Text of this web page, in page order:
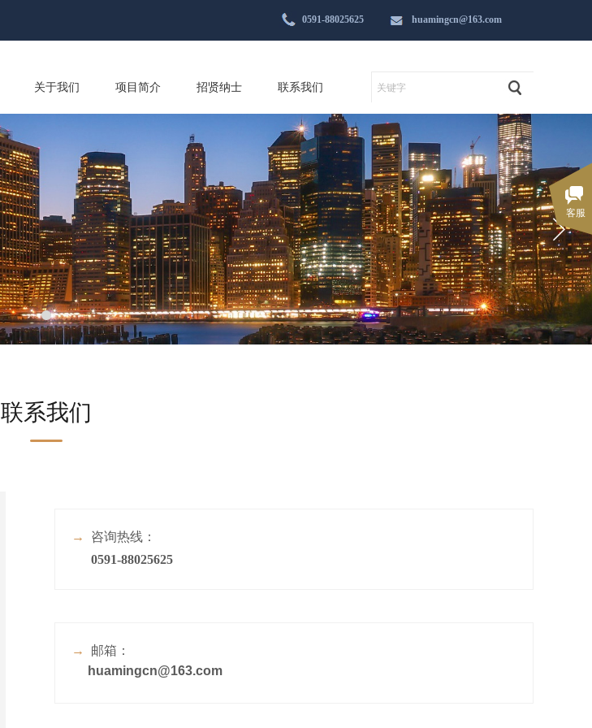
huamingcn@163.com
0591-88025625
关于我们 项目简介 招贤纳士 联系我们
联系我们
→ 咨询热线：
0591-88025625
→ 邮箱：​
huamingcn@163.com
客服